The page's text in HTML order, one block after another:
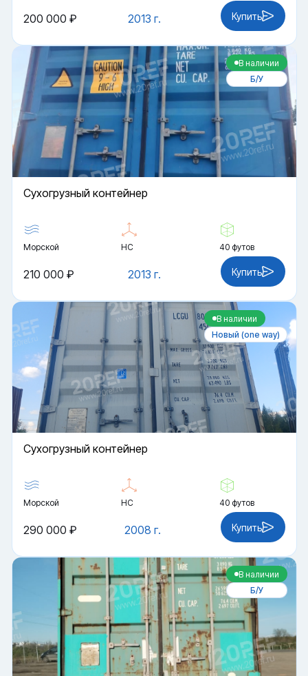
2013 г.
200 000 ₽ Купить
В наличии
Б/У
Cухогрузный контейнер
Морской HC 40 футов
2013 г.
210 000 ₽ Купить
В наличии
Новый (one way)
Cухогрузный контейнер
Морской HC 40 футов
2008 г.
290 000 ₽ Купить
В наличии
Б/У